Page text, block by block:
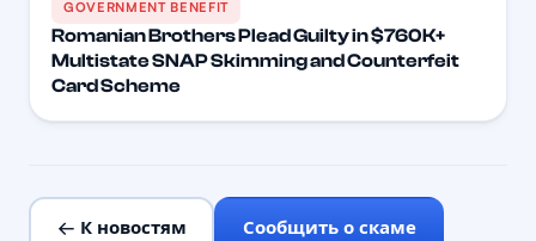
GOVERNMENT BENEFIT
Romanian Brothers Plead Guilty in $760K+
Multistate SNAP Skimming and Counterfeit
Card Scheme
← К новостям Сообщить о скаме